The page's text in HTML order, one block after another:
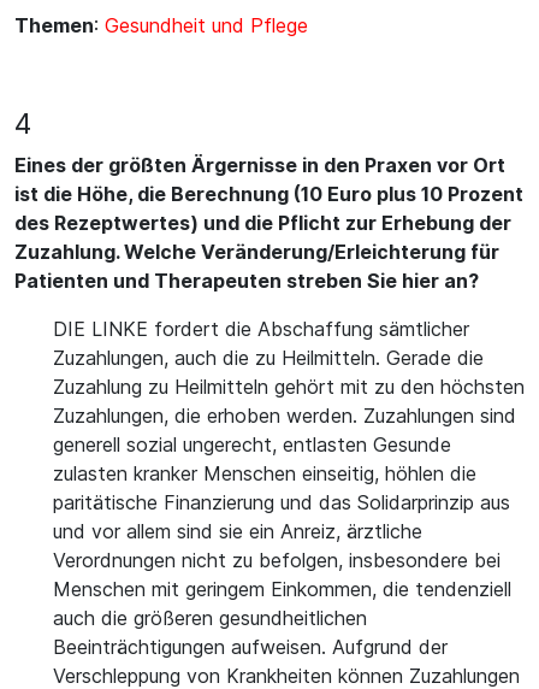
Themen: Gesundheit und Pflege
4
Eines der größten Ärgernisse in den Praxen vor Ort
ist die Höhe, die Berechnung (10 Euro plus 10 Prozent
des Rezeptwertes) und die Pflicht zur Erhebung der
Zuzahlung. Welche Veränderung/Erleichterung für
Patienten und Therapeuten streben Sie hier an?
DIE LINKE fordert die Abschaffung sämtlicher
Zuzahlungen, auch die zu Heilmitteln. Gerade die
Zuzahlung zu Heilmitteln gehört mit zu den höchsten
Zuzahlungen, die erhoben werden. Zuzahlungen sind
generell sozial ungerecht, entlasten Gesunde
zulasten kranker Menschen einseitig, höhlen die
paritätische Finanzierung und das Solidarprinzip aus
und vor allem sind sie ein Anreiz, ärztliche
Verordnungen nicht zu befolgen, insbesondere bei
Menschen mit geringem Einkommen, die tendenziell
auch die größeren gesundheitlichen
Beeinträchtigungen aufweisen. Aufgrund der
Verschleppung von Krankheiten können Zuzahlungen